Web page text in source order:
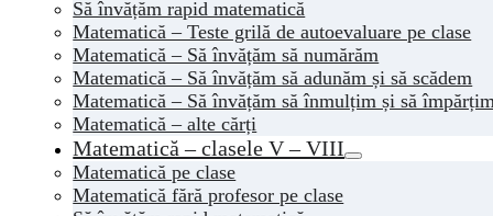
Să învățăm rapid matematică
Matematică – Teste grilă de autoevaluare pe clase
Matematică – Să învățăm să numărăm
Matematică – Să învățăm să adunăm și să scădem
Matematică – Să învățăm să înmulțim și să
Matematică – alte cărți
Matematică – clasele V – VIII
Matematică pe clase
Matematică fără profesor pe clase